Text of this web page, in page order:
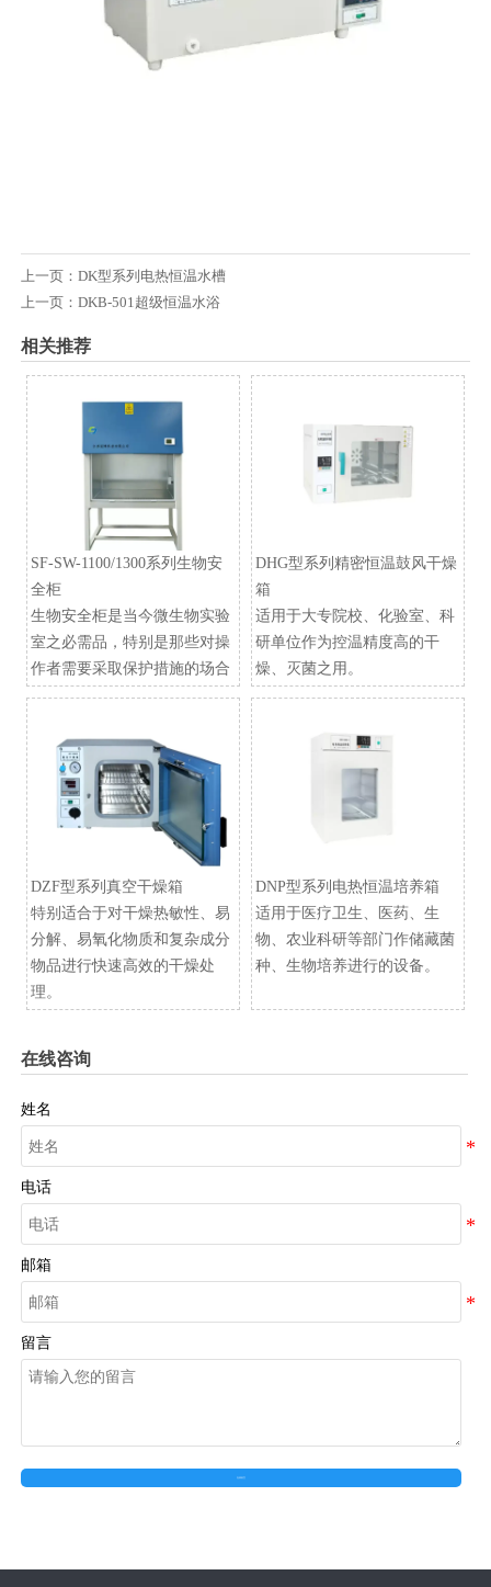
上一页： DK型系列电热恒温水槽
上一页： DKB-501超级恒温水浴
相关推荐
SF-SW-1100/1300系列生物安
全柜
生物安全柜是当今微生物实验
室之必需品，特别是那些对操
作者需要采取保护措施的场合
DHG型系列精密恒温鼓风干燥
箱
适用于大专院校、化验室、科
研单位作为控温精度高的干
燥、灭菌之用。
DZF型系列真空干燥箱
特别适合于对干燥热敏性、易
分解、易氧化物质和复杂成分
物品进行快速高效的干燥处
理。
​DNP型系列电热恒温培养箱
适用于医疗卫生、医药、生
物、农业科研等部门作储藏菌
种、生物培养进行的设备。
在线咨询
姓名
电话
邮箱
留言